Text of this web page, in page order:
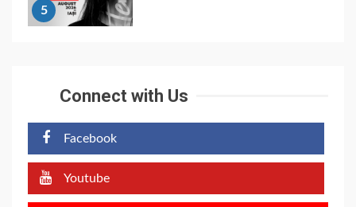
5
Connect with Us
Facebook
Youtube